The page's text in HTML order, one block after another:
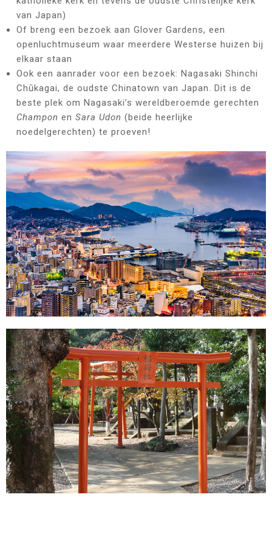
van Japan)
Of breng een bezoek aan Glover Gardens, een
openluchtmuseum waar meerdere Westerse huizen bij
elkaar staan
Ook een aanrader voor een bezoek: Nagasaki Shinchi
Chūkagai, de oudste Chinatown van Japan. Dit is de
beste plek om Nagasaki’s wereldberoemde gerechten
Champon en Sara Udon (beide heerlijke
noedelgerechten) te proeven!